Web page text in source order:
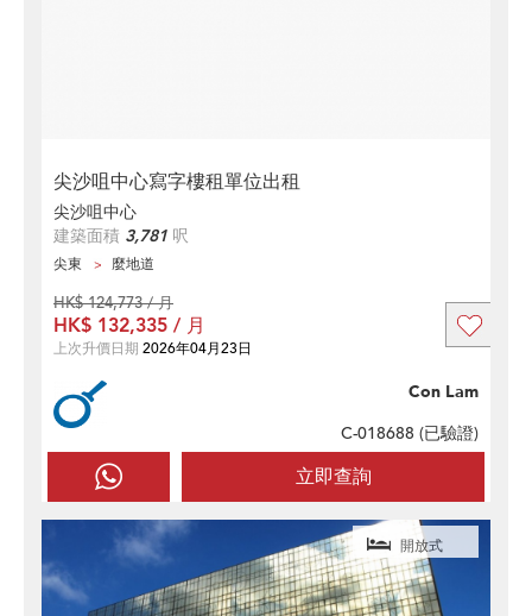
尖沙咀中心寫字樓租單位出租
尖沙咀中心
建築面積 3,781 呎
尖東 麼地道
立即查詢
Con Lam
C-018688 (已驗證)
HK$ 124,773 / 月
HK$ 132,335 / 月
上次升價日期 2026年04月23日
開放式